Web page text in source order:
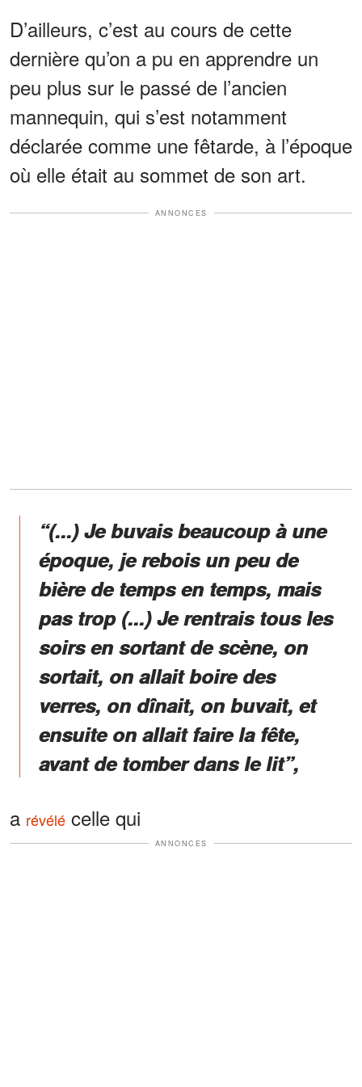
D’ailleurs, c’est au cours de cette
dernière qu’on a pu en apprendre un
peu plus sur le passé de l’ancien
mannequin, qui s’est notamment
déclarée comme une fêtarde, à l’époque
où elle était au sommet de son art.
ANNONCES
“(...) Je buvais beaucoup à une
époque, je rebois un peu de
bière de temps en temps, mais
pas trop (...) Je rentrais tous les
soirs en sortant de scène, on
sortait, on allait boire des
verres, on dînait, on buvait, et
ensuite on allait faire la fête,
avant de tomber dans le lit”,
a révélé celle qui
ANNONCES